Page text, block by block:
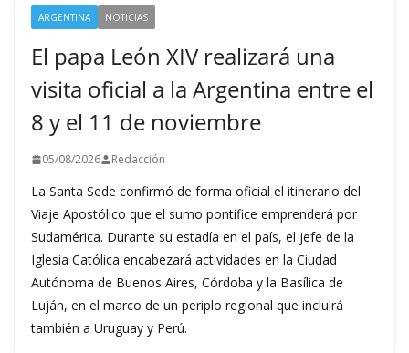
ARGENTINA NOTICIAS
El papa León XIV realizará una
visita oficial a la Argentina entre el
8 y el 11 de noviembre
05/08/2026 Redacción
La Santa Sede confirmó de forma oficial el itinerario del
Viaje Apostólico que el sumo pontífice emprenderá por
Sudamérica. Durante su estadía en el país, el jefe de la
Iglesia Católica encabezará actividades en la Ciudad
Autónoma de Buenos Aires, Córdoba y la Basílica de
Luján, en el marco de un periplo regional que incluirá
también a Uruguay y Perú.